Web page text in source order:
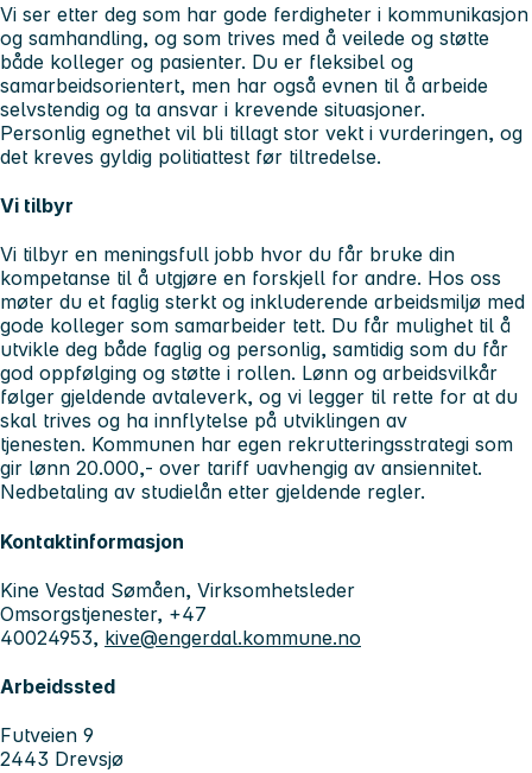
Vi ser etter deg som har gode ferdigheter i kommunikasjon
og samhandling, og som trives med å veilede og støtte
både kolleger og pasienter. Du er fleksibel og
samarbeidsorientert, men har også evnen til å arbeide
selvstendig og ta ansvar i krevende situasjoner.
Personlig egnethet vil bli tillagt stor vekt i vurderingen, og
det kreves gyldig politiattest før tiltredelse.
Vi tilbyr
Vi tilbyr en meningsfull jobb hvor du får bruke din
kompetanse til å utgjøre en forskjell for andre. Hos oss
møter du et faglig sterkt og inkluderende arbeidsmiljø med
gode kolleger som samarbeider tett. Du får mulighet til å
utvikle deg både faglig og personlig, samtidig som du får
god oppfølging og støtte i rollen. Lønn og arbeidsvilkår
følger gjeldende avtaleverk, og vi legger til rette for at du
skal trives og ha innflytelse på utviklingen av
tjenesten. Kommunen har egen rekrutteringsstrategi som
gir lønn 20.000,- over tariff uavhengig av ansiennitet.
Nedbetaling av studielån etter gjeldende regler.
Kontaktinformasjon
Kine Vestad Sømåen, Virksomhetsleder
Omsorgstjenester, +47
40024953, kive@engerdal.kommune.no
Arbeidssted
Futveien 9
2443 Drevsjø